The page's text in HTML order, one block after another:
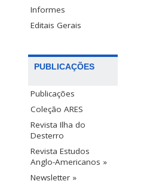
Informes
Editais Gerais
PUBLICAÇÕES
Publicações
Coleção ARES
Revista Ilha do
Desterro
Revista Estudos
Anglo-Americanos »
Newsletter »